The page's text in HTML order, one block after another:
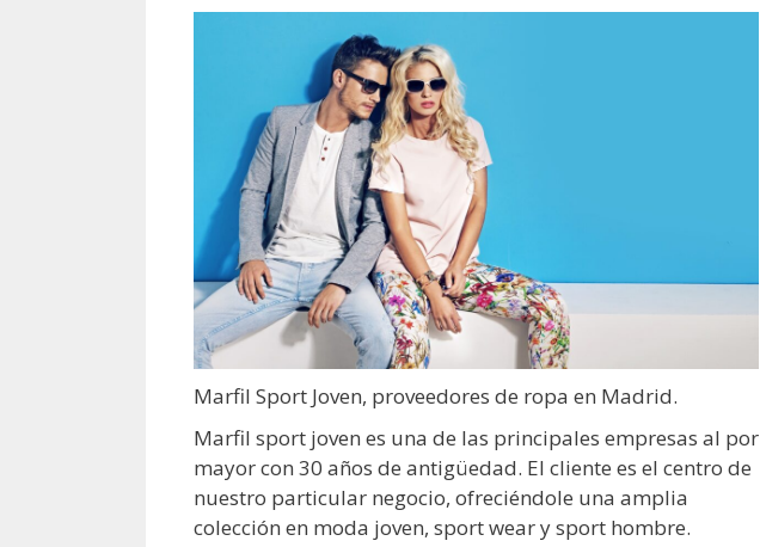
Marfil Sport Joven, proveedores de ropa en Madrid.
Marfil sport joven es una de las principales empresas al por
mayor con 30 años de antigüedad. El cliente es el centro de
nuestro particular negocio, ofreciéndole una amplia
colección en moda joven, sport wear y sport hombre.